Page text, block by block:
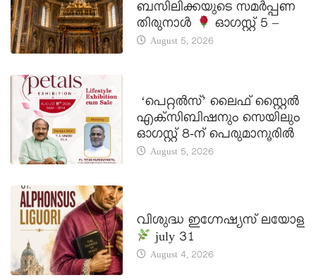
ബസിലിക്കയുടെ സമർപ്പണ
തിരുനാൾ
ഓഗസ്റ്റ് 5 –
August 5, 2026
‘പെറ്റൽസ്’ ലൈഫ് സ്റ്റൈൽ
എക്സിബിഷനും സെയിലും
ഓഗസ്റ്റ് 8-ന് പെരുമാനൂരിൽ
August 5, 2026
വിശുദ്ധ ഇഗ്നേഷ്യസ് ലയോള
july 31
August 4, 2026